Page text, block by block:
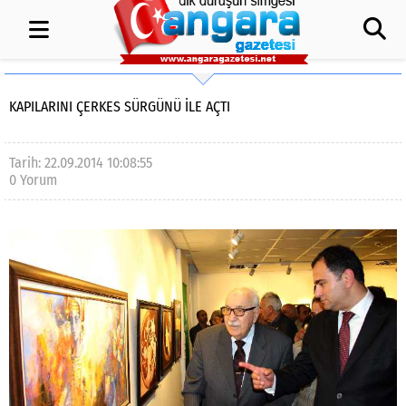
KAPILARINI ÇERKES SÜRGÜNÜ İLE AÇTI
Tarih: 22.09.2014 10:08:55
0 Yorum